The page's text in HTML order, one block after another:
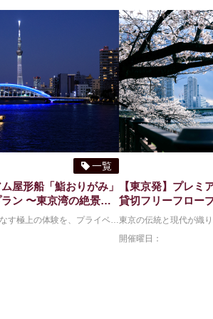
一覧
屋形船「鮨おりがみ」
ン 〜東京湾の絶景と
船旅〜 ＜ディナーク 東京の伝統と現代が織りなす極上の体験を、プライベート空間で。beluxtripの「鮨おりがみ」貸切プランは、12席限定の屋形船を貸し切り、隅田川や東京湾の絶景を眺めながら、銀座「鮨 むらやま」監修の江戸前鮨を堪能できます。 本プラン限定で、フリーフローと乾杯を彩るシャンパン一杯をご用意。船内は、雪見障子越しに四季折々の東京の景色が広がる洗練された空間です。東京タワー、スカイツリー、レインボーブリッジなど、水上から眺めるランドマークの数々は、忘れられない思い出となるでしょう。 ご家族、ご友人、大切な方との記念日や接待など、特別なシーンを演出したい方へ。美食と絶景を同時に味わう、唯一無二の船旅をぜひ。 本プランは貸切商品となるため、8名まで同一料金でのご予約となります(482,240円)。9名以上でのご予約の際は、お一人様追加代金60,280円が追加となります。
【東京発】プレミ
貸切フリーフロー
美食を独占する特
開催曜日：